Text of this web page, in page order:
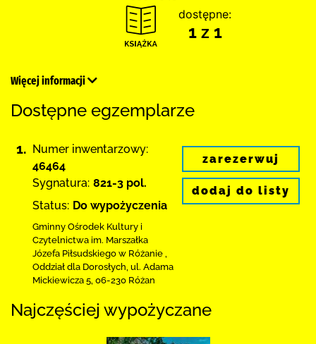
dostępne:
1 z 1
Więcej informacji
Dostępne egzemplarze
1. Numer inwentarzowy:
46464
Sygnatura: 821-3 pol.
Status: Do wypożyczenia
Gminny Ośrodek Kultury i
Czytelnictwa im. Marszałka
Józefa Piłsudskiego w Różanie
Oddział dla Dorosłych, ul. Adama
Mickiewicza 5 06-230 Różan
zarezerwuj
dodaj do listy
Najczęściej wypożyczane